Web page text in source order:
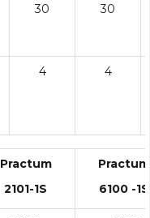
30 30
4 4
Practum
2101-1S
Practum
6100 -1S